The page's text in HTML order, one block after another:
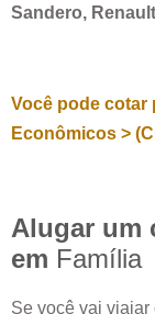
Sandero,
Você pode cotar
Econômicos >
Alugar um
em Família
Se você vai viajar